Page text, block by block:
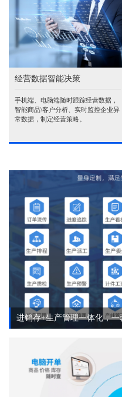
经营数据智能决策
手机端、电脑端随时跟踪经营数据，
智能商品\客户分析、实时监控企业异
常数据，制定经营策略。
进销存+生产管理一体化，